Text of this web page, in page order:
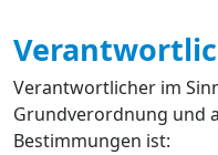
Verantwortlicher im
Grundverordnung und
Bestimmungen ist: